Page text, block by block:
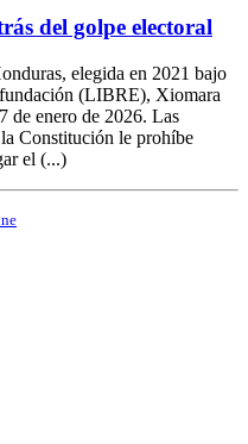
del golpe electoral
elegida en 2021 bajo
(LIBRE), Xiomara
de enero de 2026. Las
Constitución le prohíbe
el (...)